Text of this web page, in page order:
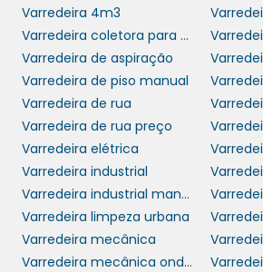
Os operadores também são
usar os equipamentos de
(EPIs) adequados, como
proteção. O cuidado com a
essencial em ambientes
escolha de umavarredeira
prioriza essa questão é um
vale a pena.
TANQUE DE
AUTONOMIA
Varredeira 4m3
Varredeira coletora para uso interno e externo
Varredeira de aspiração
Varredeira de piso manual
Varredeira de rua
Varredeira de rua preço
Varredeira elétrica
Varredeira industrial
Varredeira industrial manual
Varredeira limpeza urbana
Varredeira mecânica
Varredeira mecânica onde comprar